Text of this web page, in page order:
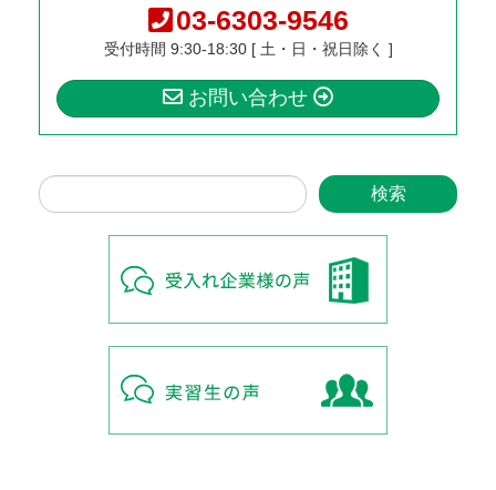
03-6303-9546
受付時間 9:30-18:30 [ 土・日・祝日除く ]
お問い合わせ